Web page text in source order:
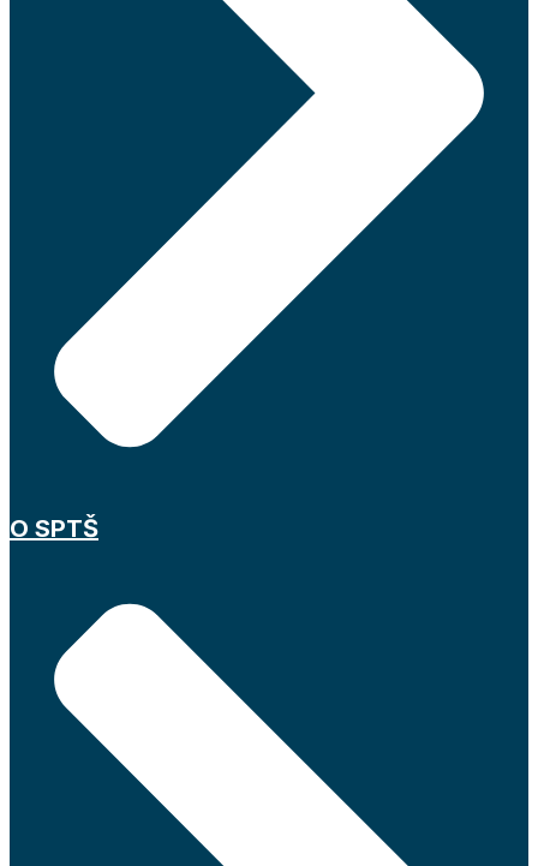
O SPTŠ